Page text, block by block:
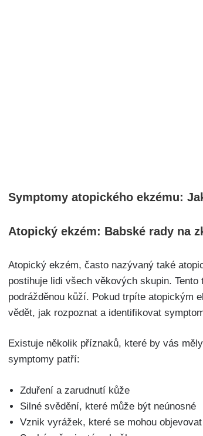
Symptomy atopického ekzému:
Atopický‌ ekzém: Babské ⁢rady na
Atopický ekzém, často nazývaný ⁢také
postihuje ⁢lidi všech věkových skupin.
podrážděnou‌ kůží.⁢ Pokud​ trpíte atopickým
vědět,‌ jak rozpoznat a‍ identifikovat
Existuje‍ několik⁣ příznaků, které‍ by vás
⁢symptomy⁢ patří:
Zduření a zarudnutí kůže
Silné svědění, které může být neúnosné
Vznik vyrážek, které se mohou